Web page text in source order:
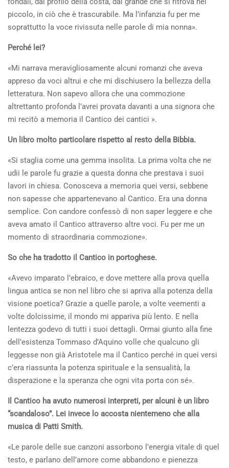
piccolo, in ciò che è trascurabile. Ma l’infanzia fu per me
soprattutto la voce rivissuta nelle parole di mia nonna».
Perché lei?
«Mi narrava meravigliosamente alcuni romanzi che aveva
appreso da voci altrui e che mi dischiusero la bellezza della
letteratura. Non sapevo allora che una commozione
altrettanto profonda l’avrei provata davanti a una signora che
mi recitò a memoria il Cantico dei cantici ».
Un libro molto particolare rispetto al resto della Bibbia.
«Si staglia come una gemma insolita. La prima volta che ne
udii le parole fu grazie a questa donna che prestava i suoi
lavori in chiesa. Conosceva a memoria quei versi, sebbene
non sapesse che appartenevano al Cantico. Era una donna
semplice. Con candore confessò di non saper leggere e che
aveva amato il Cantico attraverso altre voci. Fu per me un
momento di straordinaria commozione».
So che ha tradotto il Cantico in portoghese.
«Avevo imparato l’ebraico, e dove mettere alla prova quella
lingua antica se non nel libro che si apriva alla potenza della
visione poetica? Grazie a quelle parole, a volte veementi a
volte dolcissime, il mondo mi appariva più lento. E nella
lentezza godevo di tutti i suoi dettagli. Ormai giunto alla fine
dell’esistenza Tommaso d’Aquino volle che qualcuno gli
leggesse non già Aristotele ma il Cantico perché in quei versi
c’era riassunta la potenza spirituale e la sensualità, la
disperazione e la speranza che ogni vita porta con sé».
Il Cantico ha avuto numerosi interpreti, per alcuni è un libro
“scandaloso”. Lei invece lo accosta nientemeno che alla
musica di Patti Smith.
«Le parole delle sue canzoni assorbono l’energia vitale di quel
testo, e parlano dell’amore come abbandono e pienezza